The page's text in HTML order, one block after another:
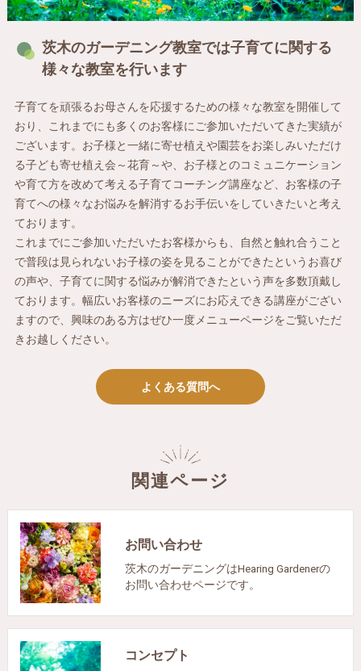
茨木のガーデニング教室では子育てに関する
様々な教室を行います
子育てを頑張るお母さんを応援するための様々な教室を開催して
おり、これまでにも多くのお客様にご参加いただいてきた実績が
ございます。お子様と一緒に寄せ植えや園芸をお楽しみいただけ
る子ども寄せ植え会～花育～や、お子様とのコミュニケーション
や育て方を改めて考える子育てコーチング講座など、お客様の子
育てへの様々なお悩みを解消するお手伝いをしていきたいと考え
ております。
これまでにご参加いただいたお客様からも、自然と触れ合うこと
で普段は見られないお子様の姿を見ることができたというお喜び
の声や、子育てに関する悩みが解消できたという声を多数頂戴し
ております。幅広いお客様のニーズにお応えできる講座がござい
ますので、興味のある方はぜひ一度メニューページをご覧いただ
きお越しください。
よくある質問へ
関連ページ
お問い合わせ
茨木のガーデニングはHearing Gardenerの
お問い合わせページです。
コンセプト